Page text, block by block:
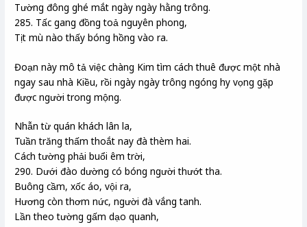
Tường đông ghé mắt ngày ngày hằng trông.
285. Tấc gang đồng toả nguyên phong,
Tịt mù nào thấy bóng hồng vào ra.
Đoạn này mô tả việc chàng Kim tìm cách thuê được một nhà
ngay sau nhà Kiều, rồi ngày ngày trông ngóng hy vọng gặp
được người trong mộng.
Nhẫn từ quán khách lân la,
Tuần trăng thấm thoắt nay đà thèm hai.
Cách tường phải buổi êm trời,
290. Dưới đào dường có bóng người thướt tha.
Buông cầm, xốc áo, vội ra,
Hương còn thơm nức, người đà vắng tanh.
Lần theo tường gấm dạo quanh,